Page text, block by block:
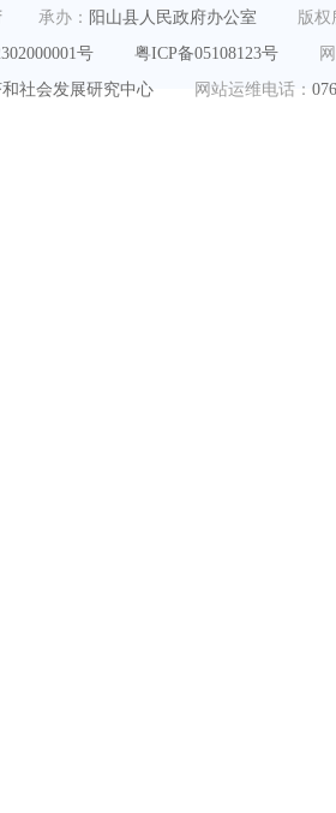
承办： 阳山县人民政府办公室
版权
号
粤ICP备05108123号
社会发展研究中心 网站运维电话：